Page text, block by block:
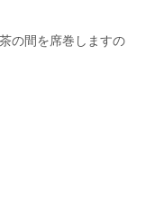
の間を席巻しますの